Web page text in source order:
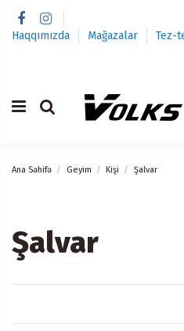
Haqqımızda Mağazalar
Tez-
Ana Səhifə Geyim Kişi Şalvar
Şalvar